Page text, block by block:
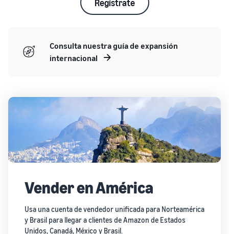
Regístrate
Consulta nuestra guía de expansión
internacional
Vender en América
Usa una cuenta de vendedor unificada para Norteamérica
y Brasil para llegar a clientes de Amazon de Estados
Unidos, Canadá, México y Brasil.